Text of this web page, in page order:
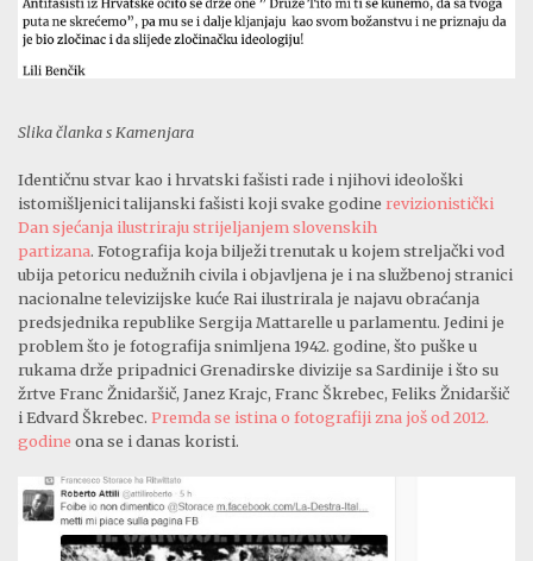
Slika članka s Kamenjara
Identičnu stvar kao i hrvatski fašisti rade i njihovi ideološki
istomišljenici talijanski fašisti koji svake godine revizionistički
Dan sjećanja ilustriraju strijeljanjem slovenskih
partizana. Fotografija koja bilježi trenutak u kojem streljački vod
ubija petoricu nedužnih civila i objavljena je i na službenoj stranici
nacionalne televizijske kuće Rai ilustrirala je najavu obraćanja
predsjednika republike Sergija Mattarelle u parlamentu. Jedini je
problem što je fotografija snimljena 1942. godine, što puške u
rukama drže pripadnici Grenadirske divizije sa Sardinije i što su
žrtve Franc Žnidaršič, Janez Krajc, Franc Škrebec, Feliks Žnidaršič
i Edvard Škrebec. Premda se istina o fotografiji zna još od 2012.
godine ona se i danas koristi.